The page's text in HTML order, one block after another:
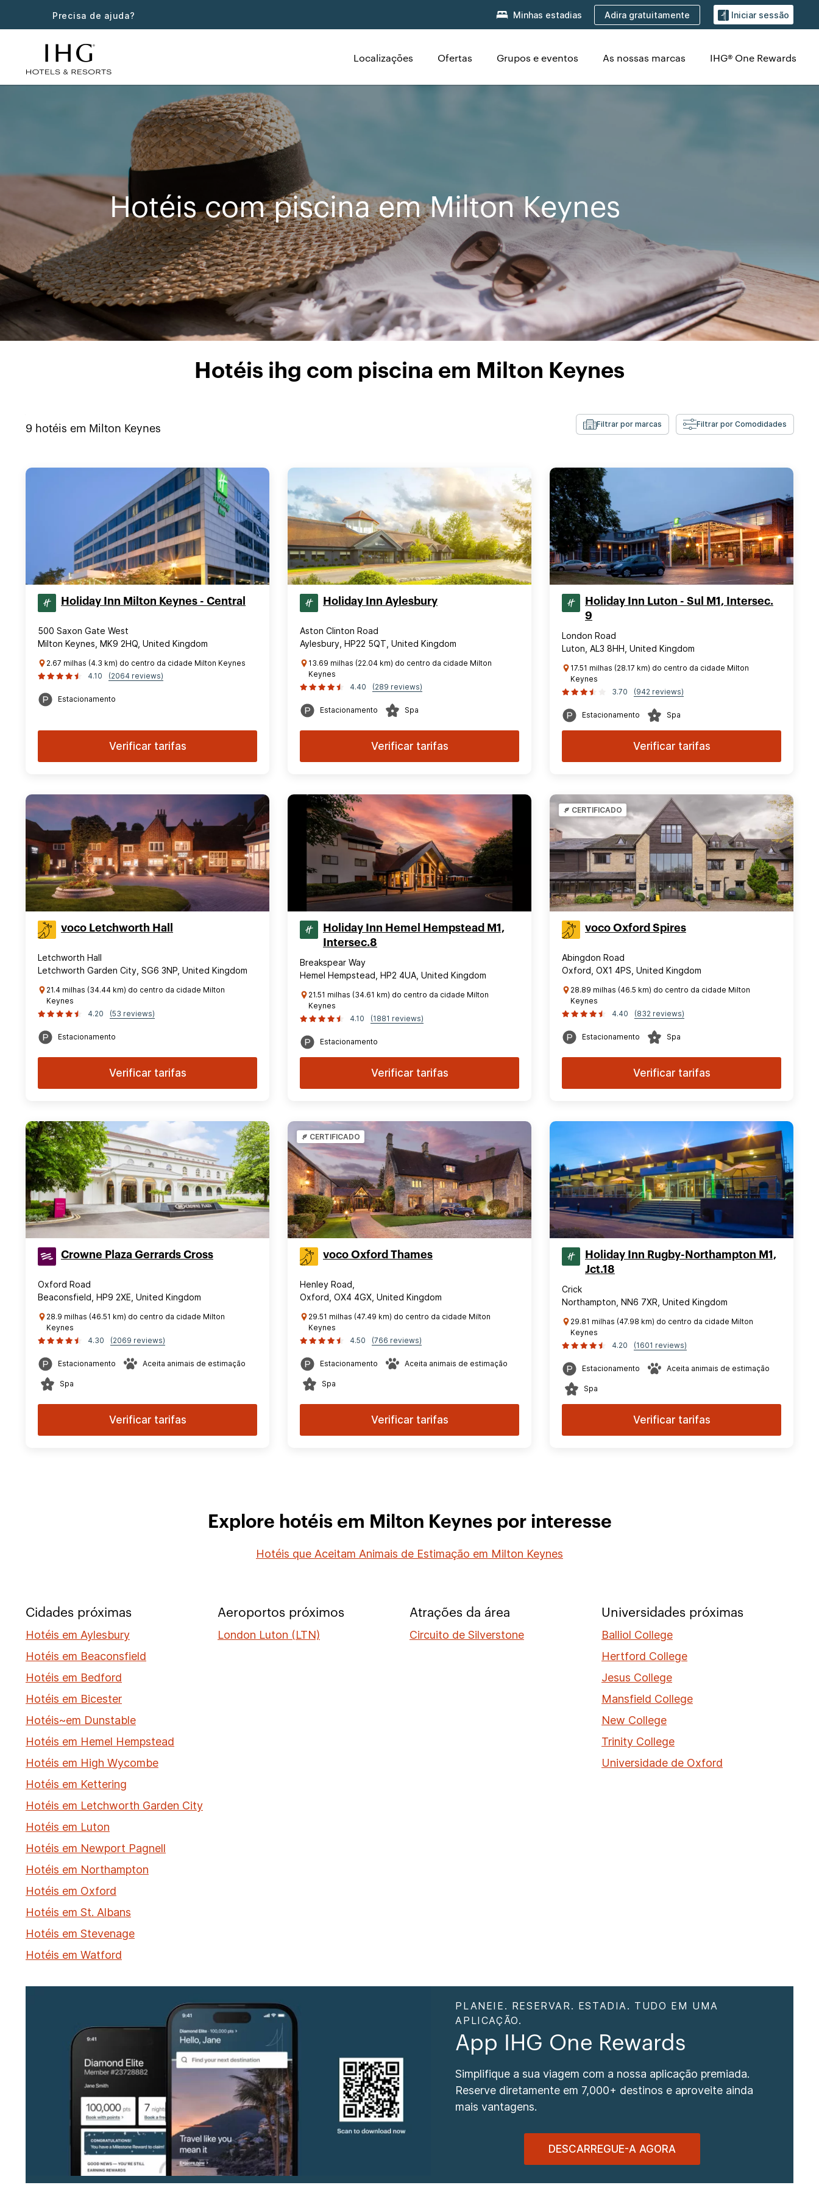
Precisa de ajuda? Minhas estadias Adira gratuitamente Iniciar sessão
Localizações Ofertas Grupos e eventos As nossas marcas IHG® One Rewards
Hotéis com piscina em Milton Keynes
Hotéis ihg com piscina em Milton Keynes
9 hotéis em Milton Keynes Filtrar por marcas Filtrar por Comodidades
Holiday Inn Milton Keynes - Central
500 Saxon Gate West
Milton Keynes, MK9 2HQ, United Kingdom
2.67 milhas (4.3 km) do centro da cidade Milton Keynes
4.10
(2064 reviews)
Estacionamento
Verificar tarifas
Holiday Inn Aylesbury
Aston Clinton Road
Aylesbury, HP22 5QT, United Kingdom
13.69 milhas (22.04 km) do centro da cidade Milton
Keynes
4.40
(289 reviews)
Estacionamento Spa
Verificar tarifas
Holiday Inn Luton - Sul M1, Intersec.
9
London Road
Luton, AL3 8HH, United Kingdom
17.51 milhas (28.17 km) do centro da cidade Milton
Keynes
3.70
(942 reviews)
Estacionamento Spa
Verificar tarifas
voco Letchworth Hall
Letchworth Hall
Letchworth Garden City, SG6 3NP, United Kingdom
21.4 milhas (34.44 km) do centro da cidade Milton
Keynes
4.20
(53 reviews)
Estacionamento
Verificar tarifas
Holiday Inn Hemel Hempstead M1,
Intersec.8
Breakspear Way
Hemel Hempstead, HP2 4UA, United Kingdom
21.51 milhas (34.61 km) do centro da cidade Milton
Keynes
4.10
(1881 reviews)
Estacionamento
Verificar tarifas
CERTIFICADO
voco Oxford Spires
Abingdon Road
Oxford, OX1 4PS, United Kingdom
28.89 milhas (46.5 km) do centro da cidade Milton
Keynes
4.40
(832 reviews)
Estacionamento Spa
Verificar tarifas
Crowne Plaza Gerrards Cross
Oxford Road
Beaconsfield, HP9 2XE, United Kingdom
28.9 milhas (46.51 km) do centro da cidade Milton
Keynes
4.30
(2069 reviews)
Estacionamento Aceita animais de estimação
Spa
Verificar tarifas
CERTIFICADO
voco Oxford Thames
Henley Road,
Oxford, OX4 4GX, United Kingdom
29.51 milhas (47.49 km) do centro da cidade Milton
Keynes
4.50
(766 reviews)
Estacionamento Aceita animais de estimação
Spa
Verificar tarifas
Holiday Inn Rugby-Northampton M1,
Jct.18
Crick
Northampton, NN6 7XR, United Kingdom
29.81 milhas (47.98 km) do centro da cidade Milton
Keynes
4.20
(1601 reviews)
Estacionamento Aceita animais de estimação
Spa
Verificar tarifas
Explore hotéis em Milton Keynes por interesse
Hotéis que Aceitam Animais de Estimação em Milton Keynes
Cidades próximas
Hotéis em Aylesbury
Hotéis em Beaconsfield
Hotéis em Bedford
Hotéis em Bicester
Hotéis~em Dunstable
Hotéis em Hemel Hempstead
Hotéis em High Wycombe
Hotéis em Kettering
Hotéis em Letchworth Garden City
Hotéis em Luton
Hotéis em Newport Pagnell
Hotéis em Northampton
Hotéis em Oxford
Hotéis em St. Albans
Hotéis em Stevenage
Hotéis em Watford
Aeroportos próximos
London Luton (LTN)
Atrações da área
Circuito de Silverstone
Universidades próximas
Balliol College
Hertford College
Jesus College
Mansfield College
New College
Trinity College
Universidade de Oxford
PLANEIE. RESERVAR. ESTADIA. TUDO EM UMA
APLICAÇÃO.
App IHG One Rewards
Simplifique a sua viagem com a nossa aplicação premiada.
Reserve diretamente em 7,000+ destinos e aproveite ainda
mais vantagens.
DESCARREGUE-A AGORA